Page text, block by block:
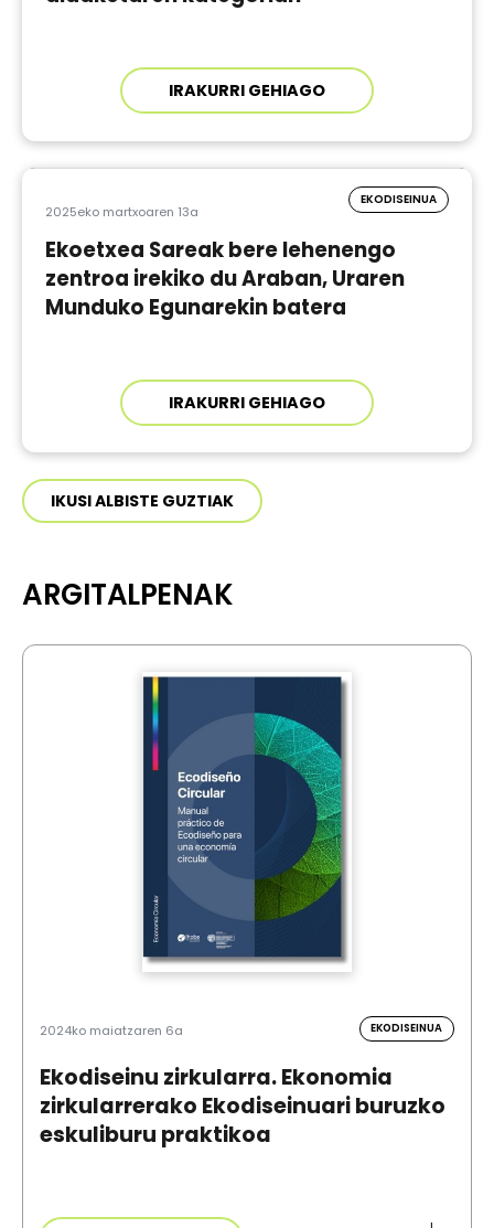
IRAKURRI GEHIAGO
2025eko martxoaren 13a
EKODISEINUA
Ekoetxea Sareak bere lehenengo
zentroa irekiko du Araban, Uraren
Munduko Egunarekin batera
IRAKURRI GEHIAGO
IKUSI ALBISTE GUZTIAK
ARGITALPENAK
2024ko maiatzaren 6a EKODISEINUA
Ekodiseinu zirkularra. Ekonomia
zirkularrerako Ekodiseinuari buruzko
eskuliburu praktikoa